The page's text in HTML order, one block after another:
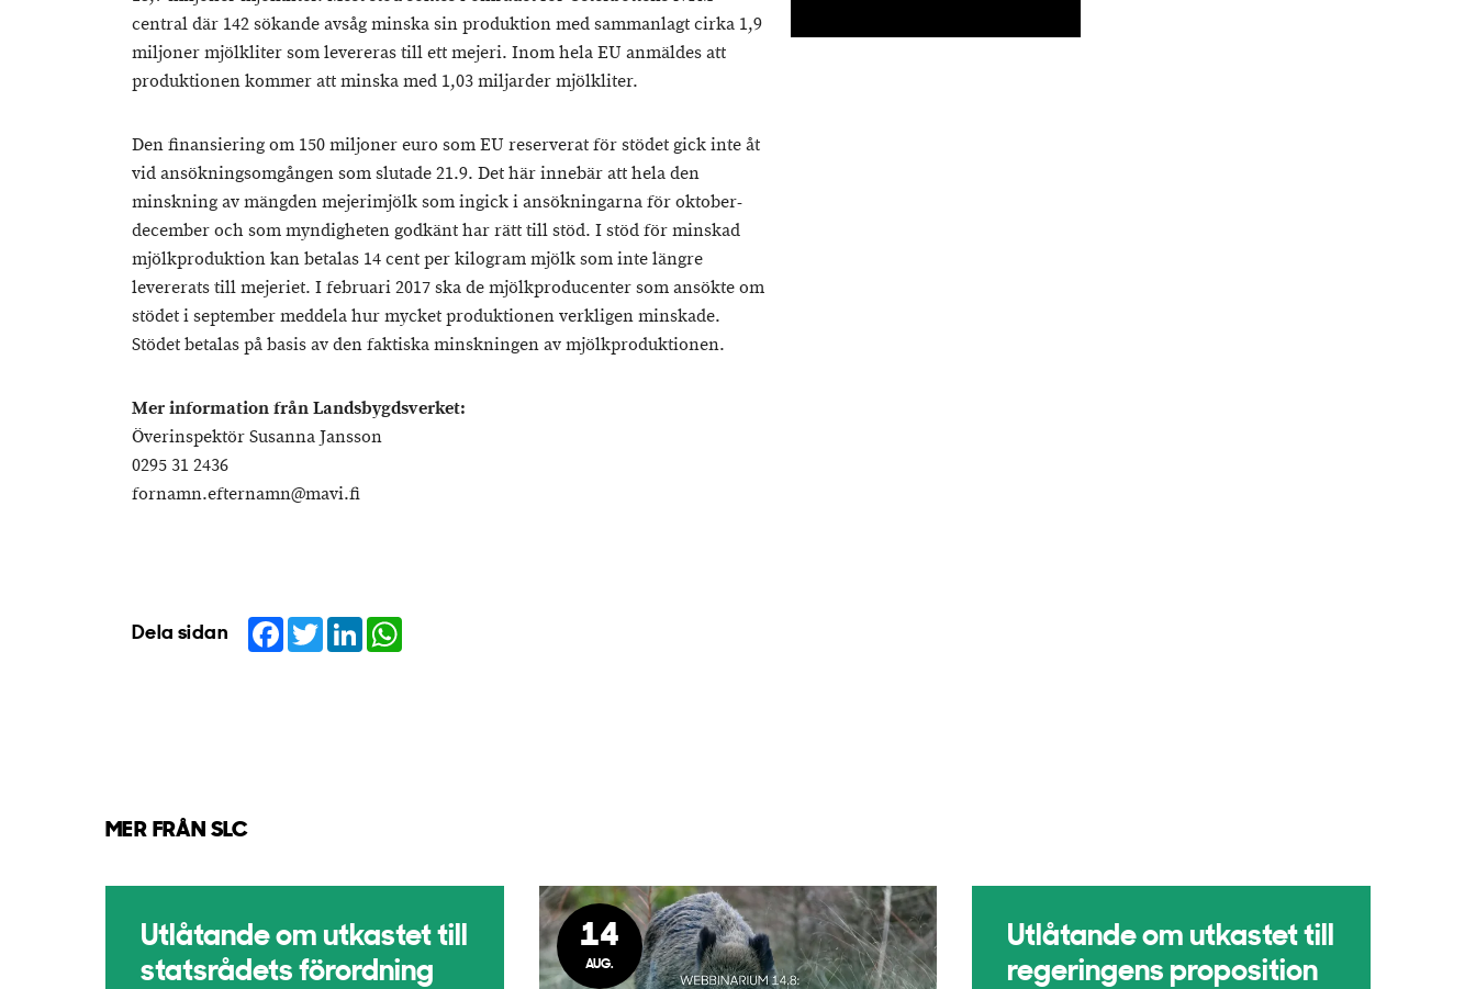
central där 142 sökande avsåg minska sin produktion med sammanlagt cirka 1,9
miljoner mjölkliter som levereras till ett mejeri. Inom hela EU anmäldes att
produktionen kommer att minska med 1,03 miljarder mjölkliter.
Den finansiering om 150 miljoner euro som EU reserverat för stödet gick inte åt
vid ansökningsomgången som slutade 21.9. Det här innebär att hela den
minskning av mängden mejerimjölk som ingick i ansökningarna för oktober-
december och som myndigheten godkänt har rätt till stöd. I stöd för minskad
mjölkproduktion kan betalas 14 cent per kilogram mjölk som inte längre
levererats till mejeriet. I februari 2017 ska de mjölkproducenter som ansökte om
stödet i september meddela hur mycket produktionen verkligen minskade.
Stödet betalas på basis av den faktiska minskningen av mjölkproduktionen.
Mer information från Landsbygdsverket:
Överinspektör Susanna Jansson
0295 31 2436
fornamn.efternamn@mavi.fi
Dela sidan Facebook
TwitterLinkedIn
MER FRÅN SLC
Utlåtande om utkastet till
statsrådets förordning
14
AUG.
Utlåtande om utkastet till
regeringens proposition